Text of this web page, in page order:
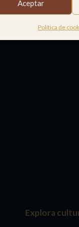
Aceptar
Política de
Explora